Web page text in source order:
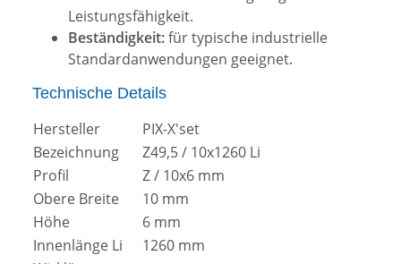
Leistungsfähigkeit.
Beständigkeit:für typische industrielle
Standardanwendungen geeignet.
Technische Details
Hersteller
PIX-X'set
Bezeichnung
Z49,5 / 10x1260 Li
Profil
Z / 10x6 mm
Obere Breite
10 mm
Höhe
6 mm
Innenlänge Li
1260 mm